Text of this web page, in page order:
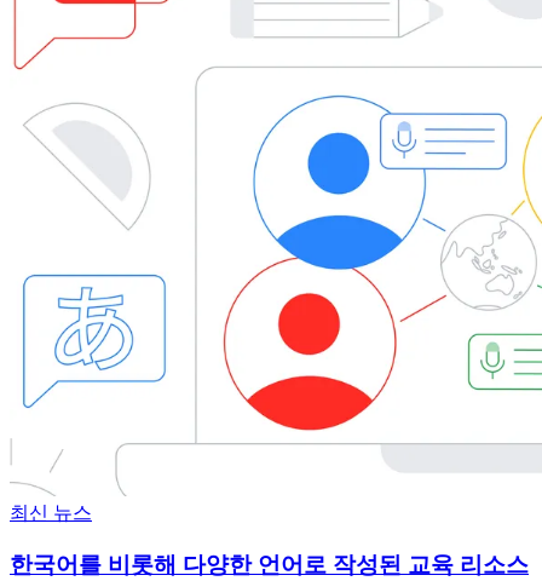
최신 뉴스
한국어를 비롯해 다양한 언어로 작성된 교육 리소스